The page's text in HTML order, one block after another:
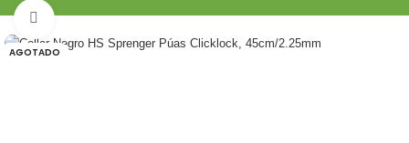
AGOTADO
Haga clic para ampliar